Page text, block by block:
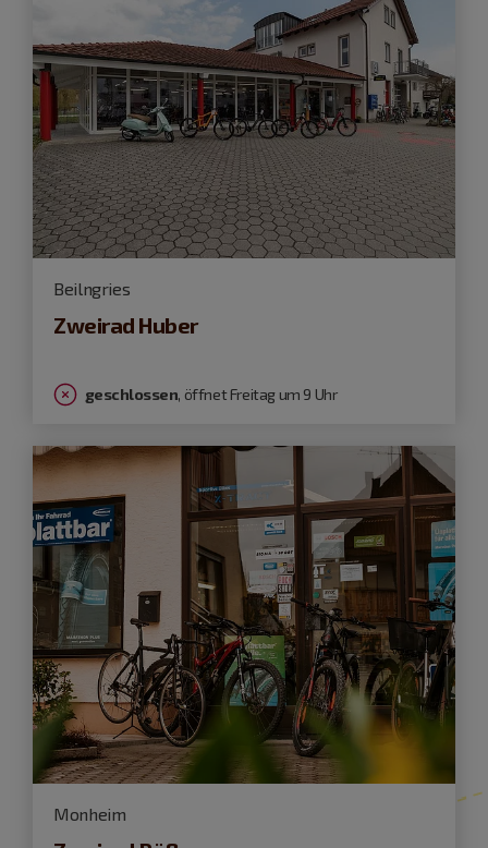
Beilngries
Zweirad Huber
geschlossen, öffnet Freitag um 9 Uhr
Monheim